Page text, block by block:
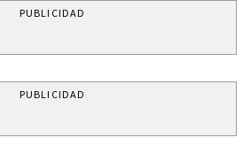
PUBLICIDAD
PUBLICIDAD